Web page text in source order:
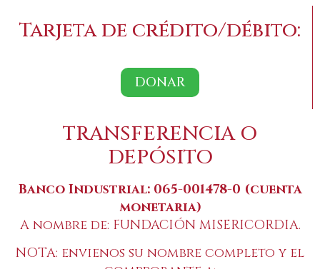
Tarjeta de crédito/débito:
DONAR
TRANSFERENCIA O
DEPÓSITO
Banco Industrial: 065-001478-0 (cuenta
monetaria)
A nombre de: FUNDACIÓN MISERICORDIA.
NOTA: envienos su nombre completo y el